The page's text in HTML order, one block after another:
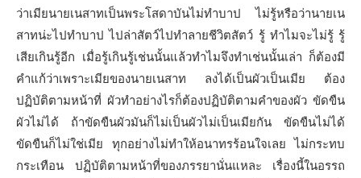
ว่าเมียนายเนสาทเป็นพระโสดาบันไม่ทำบาป ไม่รู้หรือว่านายเน
สาทน่ะไปทำบาป ไปล่าสัตว์ไปทำลายชีวิตสัตว์ รู้ ทำไมจะไม่รู้ รู้
เสียเกินรู้อีก เมื่อรู้เกินรู้เช่นนั้นแล้วทำไมจึงทำเช่นนั้นเล่า ก็ต้องมี
คำแก้ว่าเพราะเมียของนายเนสาท ลงได้เป็นผัวเป็นเมีย ต้อง
ปฏิบัติตามหน้าที่ ผัวทำอย่างไรก็ต้องปฏิบัติตามคำของผัว ขัดขืน
ผัวไม่ได้ ถ้าขัดขืนผัวมันก็ไม่เป็นผัวไม่เป็นเมียกัน ขัดขืนไม่ได้
ขัดขืนก็ไม่ใช่เมีย ทุกอย่างไม่ทำให้อนาทรร้อนใจเลย ไม่กระทบ
กระเทือน ปฏิบัติตามหน้าที่ของภรรยานั่นแหละ เรื่องนี้ในอรรถ